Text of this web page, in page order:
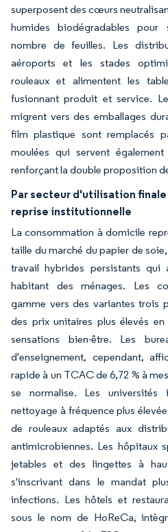
superposent des cœurs
humides biodégradables pour
nombre de feuilles. Les
aéroports et les stades
rouleaux et alimentent les
fusionnant produit et service.
migrent vers des emballages
film plastique sont remplacés
moulées qui servent
renforçant la double proposition
Par secteur d'utilisation finale
reprise institutionnelle
La consommation à domicile
taille du marché du papier de
travail hybrides persistants qui
habitant des ménages. Les
gamme vers des variantes trois
des prix unitaires plus élevés
sensations bien-être. Les
d'enseignement, cependant,
rapide à un TCAC de 6,72 % à
se normalise. Les universités
nettoyage à fréquence plus
de rouleaux adaptés aux
antimicrobiennes. Les hôpitaux
jetables et des lingettes à
s'inscrivant dans le mandat
infections. Les hôtels et
sous le nom de HoReCa,